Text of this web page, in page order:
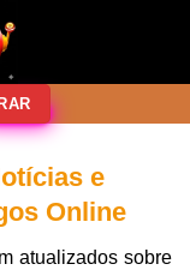
e
Online
atualizados sobre